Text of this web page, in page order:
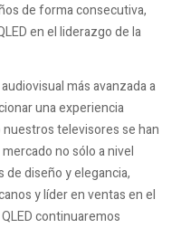
de forma consecutiva,
en el liderazgo de la
más avanzada a
una experiencia
televisores se han
no sólo a nivel
diseño y elegancia,
y líder en ventas en el
continuaremos